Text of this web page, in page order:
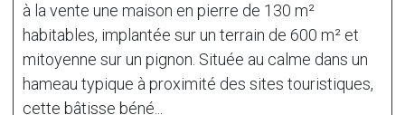
à la vente une maison en pierre de 130 m²
habitables, implantée sur un terrain de 600 m² et
mitoyenne sur un pignon. Située au calme dans un
hameau typique à proximité des sites touristiques,
cette bâtisse béné...